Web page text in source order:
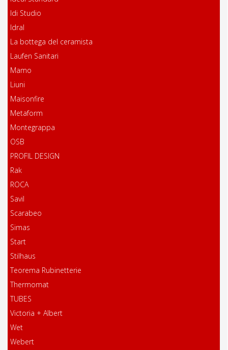
Idi Studio
Idral
La bottega del ceramista
Laufen Sanitari
Mamo
Liuni
Maisonfire
Metaform
Montegrappa
OSB
PROFIL DESIGN
Rak
ROCA
Savil
Scarabeo
Simas
Start
Stilhaus
Teorema Rubinetterie
Thermomat
TUBES
Victoria + Albert
Wet
Webert